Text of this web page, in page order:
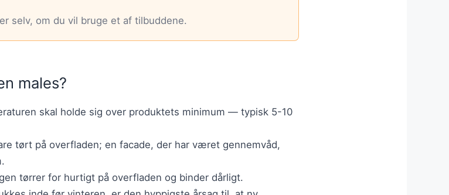
selv, om du vil bruge et af tilbuddene.
males?
skal holde sig over produktets minimum — typisk 5-10
tørt på overfladen; en facade, der har været gennemvåd,
tørrer for hurtigt på overfladen og binder dårligt.